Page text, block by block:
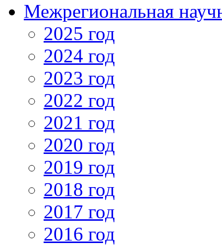
Межрегиональная
2025 год
2024 год
2023 год
2022 год
2021 год
2020 год
2019 год
2018 год
2017 год
2016 год